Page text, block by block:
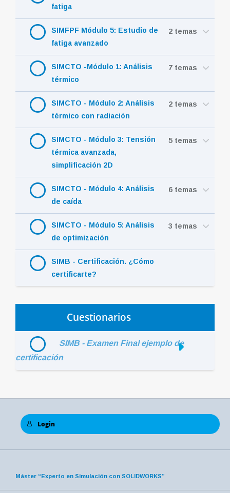
fatiga
SIMFPF Módulo 5: Estudio de
fatiga avanzado
2 temas
SIMCTO -Módulo 1: Análisis
térmico
7 temas
SIMCTO - Módulo 2: Análisis
térmico con radiación
2 temas
SIMCTO - Módulo 3: Tensión
térmica avanzada,
simplificación 2D
5 temas
SIMCTO - Módulo 4: Análisis
de caída
6 temas
SIMCTO - Módulo 5: Análisis
de optimización
3 temas
SIMB - Certificación. ¿Cómo
certificarte?
Cuestionarios
SIMB - Examen Final ejemplo de
certificación
Login
Máster “Experto en Simulación con SOLIDWORKS”